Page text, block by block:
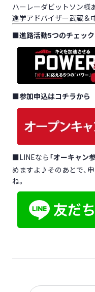
ハーレーダビットソン様
進学アドバイザー武蔵＆
■進路活動5つのチェッ
■参加申込はコチラから
■LINEなら 「オーキャン
めますよ♪そのあとで、
ね。